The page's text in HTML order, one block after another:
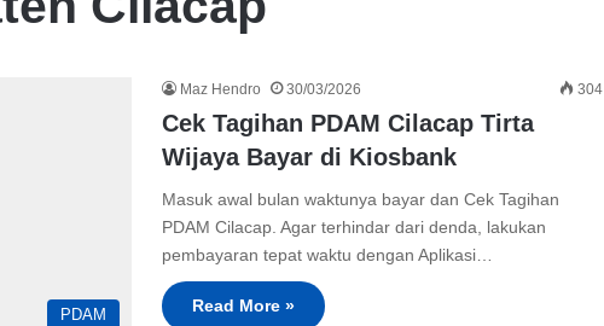
PDAM
Maz Hendro 30/03/2026 304
Cek Tagihan PDAM Cilacap Tirta
Wijaya Bayar di Kiosbank
Masuk awal bulan waktunya bayar dan Cek Tagihan
PDAM Cilacap. Agar terhindar dari denda, lakukan
pembayaran tepat waktu dengan Aplikasi…
Read More »